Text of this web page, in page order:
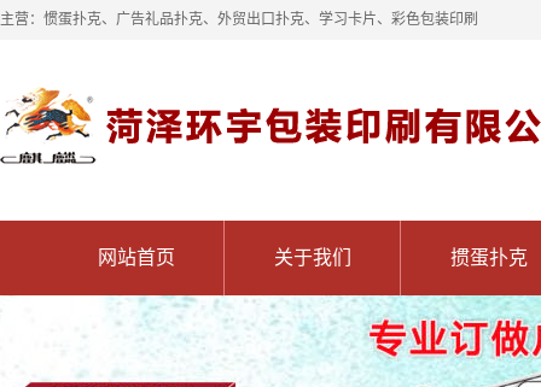
主营：惯蛋扑克、广告礼品扑克、外贸出口扑克、学习卡片、彩色包装印刷
网站首页 关于我们 掼蛋扑克